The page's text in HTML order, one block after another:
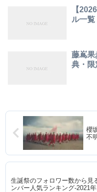
【
ル一
藤嶌
典・限
櫻
不
生誕祭のフォロワー数から見
ンバー人気ランキング-2021